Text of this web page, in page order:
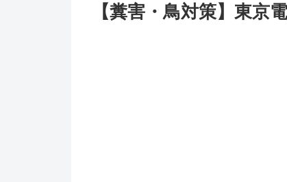
【糞害・鳥対策】東京